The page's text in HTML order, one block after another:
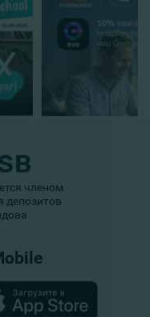
членом
депозитов